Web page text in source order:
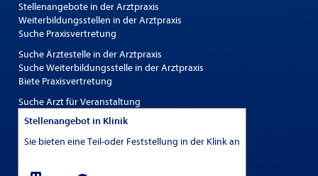
Stellenangebote in der Arztpraxis
Weiterbildungsstellen in der Arztpraxis
Suche Praxisvertretung
Suche Ärztestelle in der Arztpraxis
Suche Weiterbildungsstelle in der Arztpraxis
Biete Praxisvertretung
Suche Arzt für Veranstaltung
Stellenangebot in Klinik
Sie bieten eine Teil-oder Feststellung in der Klink an